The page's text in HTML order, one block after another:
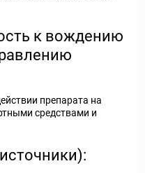
к вождению
препарата на
средствами и